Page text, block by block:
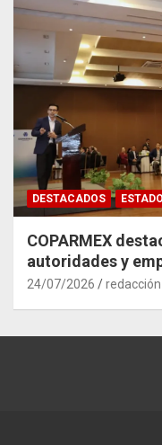
DESTACADOS
COPARMEX
autoridades y
impacto del Tren
24/07/2026 redacción